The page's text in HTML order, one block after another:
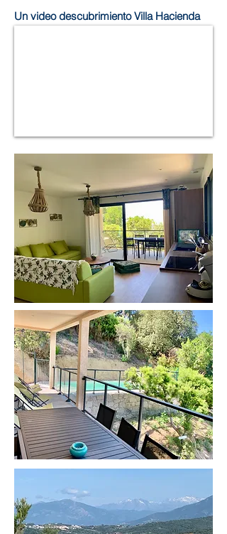
Un video descubrimiento Villa Hacienda